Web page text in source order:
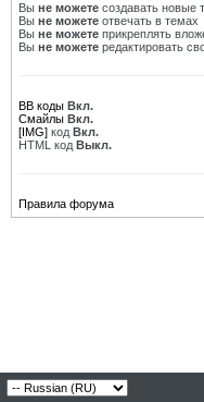
Вы не можете создавать новые
Вы не можете отвечать в темах
Вы не можете прикреплять
Вы не можете редактировать
BB коды Вкл.
Смайлы Вкл.
[IMG] код Вкл.
HTML код Выкл.
Правила форума